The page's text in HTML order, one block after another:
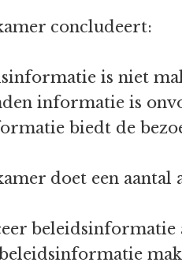
concludeert:
is niet
informatie is
biedt de
doet een aantal
beleidsinformatie